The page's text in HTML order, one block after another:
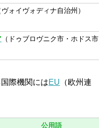
ヴォイヴォディナ自治州）
（ドゥブロヴニク市・ホドス
際機関にはEU （欧州連
公用語